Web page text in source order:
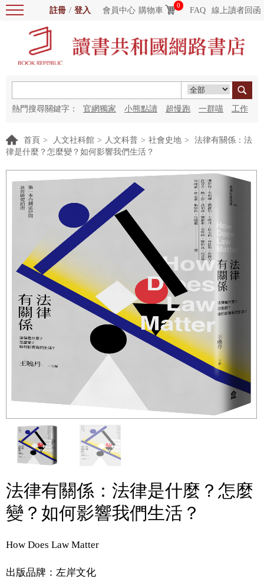
註冊 / 登入 會員中心 購物車
0
FAQ 線上讀者回函
熱門搜尋關鍵字： 官網獨家 小熊點讀 超慢跑 一群喵 工作
首頁 > 人文社科館 > 人文科普 > 社會史地 >
法律有關係：法
律是什麼？怎麼變？如何影響我們生活？
法律有關係：法律是什麼？怎麼
變？如何影響我們生活？
How Does Law Matter
出版品牌：左岸文化